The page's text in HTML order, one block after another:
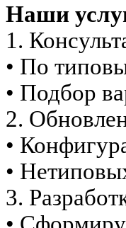
Наши
1.
• По
• Подбор
2.
•
•
3.